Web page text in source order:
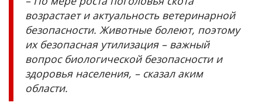
возрастает и актуальность ветеринарной
безопасности. Животные болеют, поэтому
их безопасная утилизация – важный
вопрос биологической безопасности и
здоровья населения, – сказал аким
области.